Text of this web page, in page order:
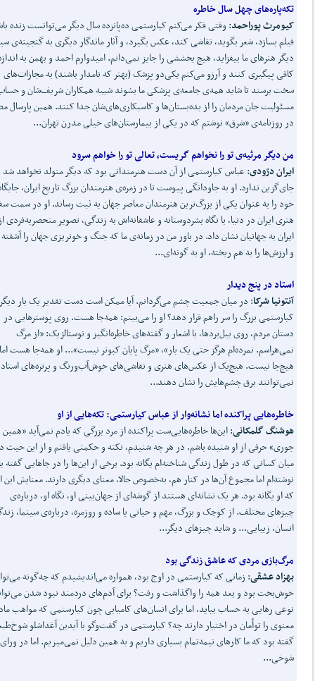
تکهپارههای چهل سال خاطره
کیومرث پوراحمد: وقتی فکر می‌کنم کیارستمی ده‌پانزده سال دیگر می‌توانست زنده
فیلم بسازد، شعر بگوید، نقاشی کند، عکس بگیرد، و آثار ماندگار دیگری به گنجینه‌ی
دیگر هنرهای ما بیفزاید، هیچ بخششی را جایز نمی‌دانم. امیدوارم احمد و بهمن به
کافی پیگیری کنند و آرزو می‌کنم یکی‌دو پزشک (بهتر که نامدار باشند) به مجازات‌های
سخت برسند تا شاید همه‌ی جامعه‌ی پزشکی ما بشوند شبیه همکاران شریف‌شان و
مسئولیت جان مردمان را از بده‌بستان‌ها و کاسبکاری‌های‌شان جدا کنند. همین پارسال
در روزنامه‌ی «شرق» نوشتم که در یکی از بیمارستان‌های خیلی مدرن تهران...
من دیگر مرثیه‌ی تورا نخواهم گریست، تعالی تورا خواهم سرود
ایران درّودی: عباس کیارستمی از آن دست هنرمندانی بود که دیگر متولد نخواهد
جای‌گزین ندارد. او به جاودانگی پیوست تا در زمره‌ی هنرمندان بزرگ تاریخ ایران،
خود را به عنوان یکی از بزرگ‌ترین هنرمندان معاصر جهان به ثبت رساند. او در سمت
هنری ایران در دنیا، با نگاه بشردوستانه و عاشقانه‌اش به زندگی، تصویر منحصربه‌فردی
ایران به جهانیان نشان داد. در باور من در زمانه‌ی ما که جنگ و خونریزی جهان را
و ارزش‌ها را به هم ریخته، او به گونه‌ای...
استاد در پنج دیدار
آنتونیا شرکا: در میان جمعیت چشم می‌گردانم. آیا ممکن است دست تقدیر یک بار
کیارستمی بزرگ را سر راهم قرار دهد؟ او را می‌بینم: همه‌جا هست. روی پوسترهایی در
دستان مردم، روی بیل‌بردها، با اشعار و گفته‌های خاطره‌انگیز و نوستالژیک: «از مرگ
نمی‌هراسم. نمرده‌ام هرگز حتی یک بار»، «مرگ پایان کبوتر نیست»... او همه‌جا هست
هیچ‌جا نیست. هیچ‌یک از عکس‌های هنری و نقاشی‌های خوش‌آب‌ورنگ و پرتره‌های استاد
نمی‌توانند برق چشم‌هایش را نشان دهند...
خاطرههایی پراکنده اما نشانهوار از عباس کیارستمی:تکههایی از او
هوشنگ گلمکانی: این‌ها خاطره‌هایی‌ست پراکنده از مرد بزرگی که یادم نمی‌آید «همین
جوری» حرفی از او شنیده باشم. در هر چه شنیدم، نکته و حکمتی یافتم و از این حیث
میان کسانی که در طول زندگی شناخته‌ام یگانه بود. برخی از این‌ها را در جاهایی گفته
نوشته‌ام اما مجموع آن‌ها در کنار هم، به‌خصوص حالا، معنای دیگری دارند. معنایش
که او یگانه بود. هر یک نشانه‌ای هستند از گوشه‌ای از جهان‌بینی او، نگاه او، درباره‌ی
چیزهای مختلف. از کوچک و بزرگ، مهم و حیاتی یا ساده و روزمره، درباره‌ی سینما،
انسان، زیبایی... و شاید چیزهای دیگر...
مرگبازی مردی که عاشق زندگی بود
بهزاد عشقی: زمانی که کیارستمی در اوج بود، همواره می‌اندیشیدم که چه‌گونه
خوش‌بخت بود و بعد همه را واگذاشت و رفت؟ برای آدم‌های دردمند نبود شدن
نوعی رهایی به حساب بیاید، اما برای انسان‌های کامیابی چون کیارستمی که مواهب
معنوی را توأمان در اختیار دارند چه؟ کیارستمی در گفت‌وگو با آیدین آغداشلو
گفته بود که ما کارهای نیمه‌تمام بسیاری داریم و به همین دلیل نمی‌میریم. اما در
شوخی...